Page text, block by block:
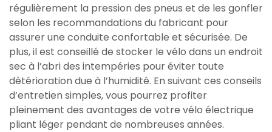
régulièrement la pression des pneus et de les gonfler
selon les recommandations du fabricant pour
assurer une conduite confortable et sécurisée. De
plus, il est conseillé de stocker le vélo dans un endroit
sec à l’abri des intempéries pour éviter toute
détérioration due à l’humidité. En suivant ces conseils
d’entretien simples, vous pourrez profiter
pleinement des avantages de votre vélo électrique
pliant léger pendant de nombreuses années.